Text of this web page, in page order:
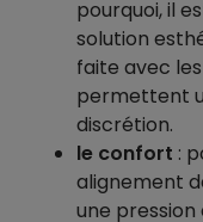
pourquoi, il
solution
faite avec
permettent
discrétion.
le confort :
alignement
une